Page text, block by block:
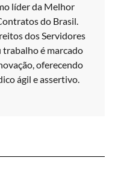
líder da Melhor
do Brasil.
dos Servidores
trabalho é marcado
oferecendo
ágil e assertivo.